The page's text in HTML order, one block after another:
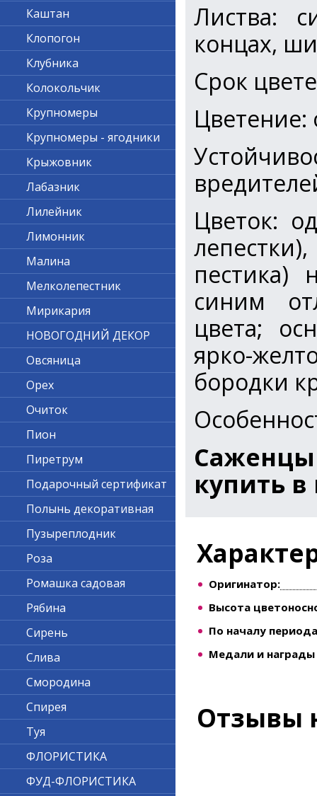
Листва:
концах,
Срок
Цветение:
Цветок:
пестика)
синим
цвета;
ярко-
бородки
купить
Оригинатор:
Высота
По началу
Медали и награды
Отзывы
Каштан
Клопогон
Клубника
Колокольчик
Крупномеры
Крупномеры - ягодники
Крыжовник
Лабазник
Лилейник
Лимонник
Малина
Мелколепестник
Мирикария
НОВОГОДНИЙ ДЕКОР
Овсяница
Орех
Очиток
Пион
Пиретрум
Подарочный сертификат
Полынь декоративная
Пузыреплодник
Роза
Ромашка садовая
Рябина
Сирень
Слива
Смородина
Спирея
Туя
ФЛОРИСТИКА
ФУД-ФЛОРИСТИКА